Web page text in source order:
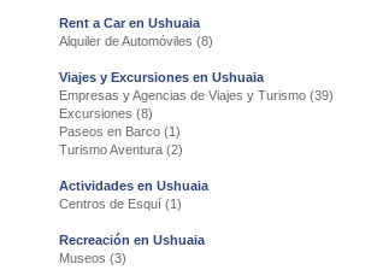
Rent a Car en Ushuaia
Alquiler de Automóviles (8)
Viajes y Excursiones en Ushuaia
Empresas y Agencias de Viajes y Turismo (39)
Excursiones (8)
Paseos en Barco (1)
Turismo Aventura (2)
Actividades en Ushuaia
Centros de Esquí (1)
Recreación en Ushuaia
Museos (3)